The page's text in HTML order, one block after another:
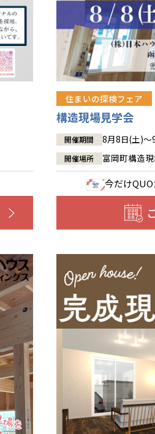
住まいの探検フェア
構造現場見学会
開催期間 8月8日(土)～
開催場所 富岡町構造
今だけ
宮城
福島
富山
石川
福井
神奈川
埼玉
千葉
茨城
栃木
群馬
岐阜
静岡
三重
大阪
京都
兵庫
奈良
滋賀
中国・四国
岡山
香川
愛媛
鳥取
徳島
高知
九州
福岡
佐賀
熊本
長崎
沖縄
分譲マンション
※現住所のある都道府県以外
現住所の有るお近くの展
移住の計画の方もご相談
室蘭
道東
帯広
釧路
北上
山形県
山形
宮城県
仙台
福島県
郡山
福島
いわき
会津
長野県
長野
松本
富山県
富山
石川県
金沢
福井県
福井
神奈川県
横浜
湘南
相模
埼玉県
埼玉
所沢
千葉県
千葉
茨城県
水戸
栃木県
宇都宮
小山
群馬
伊勢崎
愛知県
名古屋
豊橋
岐阜県
岐阜
静岡県
静岡
浜松
三重県
四日市
大阪府
大阪
京都府
京都
兵庫県
姫路
奈良県
奈良
中国・四国
岡山県
岡山
香川県
高松
愛媛県
九州
福岡県
福岡
佐賀県
佐賀
熊本県
熊本
大分県
大分
宮崎